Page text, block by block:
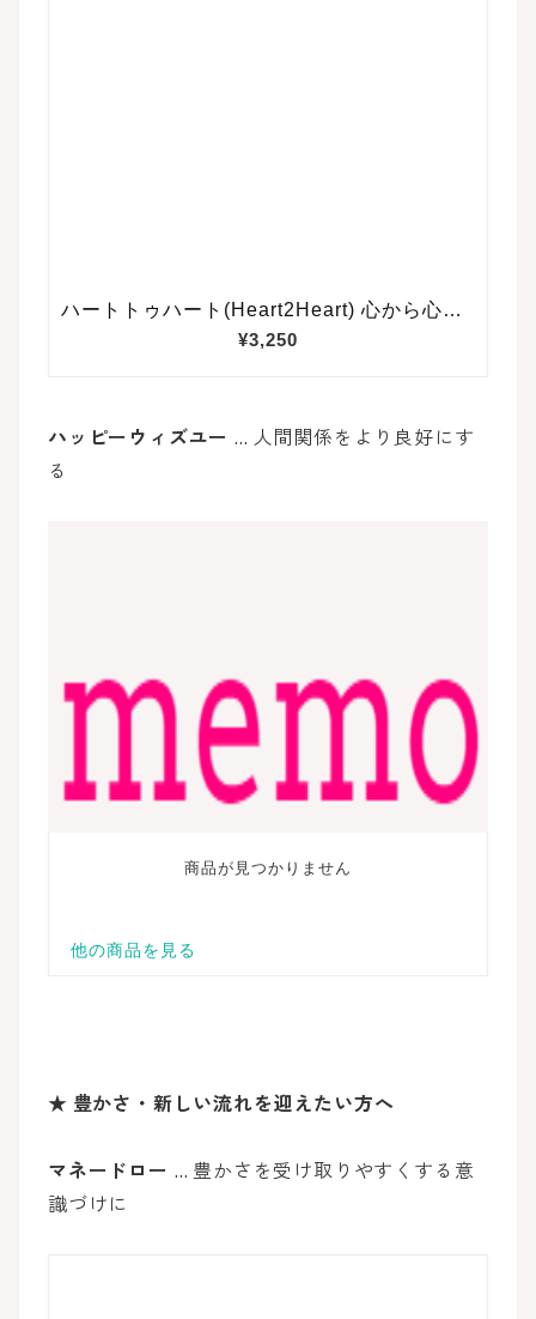
ハッピーウィズユー … 人間関係をより良好にす
る
★ 豊かさ・新しい流れを迎えたい方へ
マネードロー … 豊かさを受け取りやすくする意
識づけに